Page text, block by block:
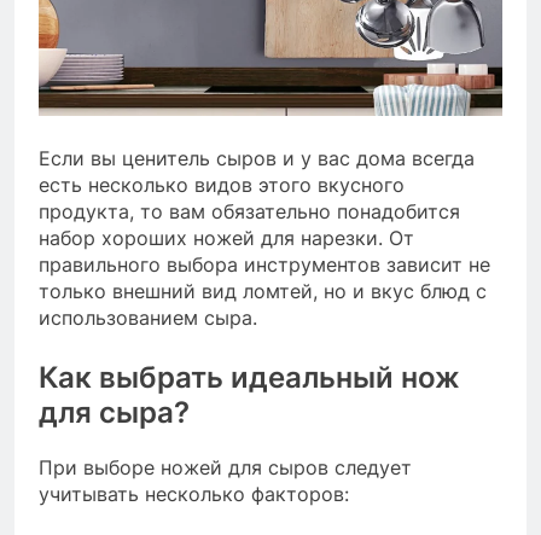
Если вы ценитель сыров и у вас дома всегда
есть несколько видов этого вкусного
продукта, то вам обязательно понадобится
набор хороших ножей для нарезки. От
правильного выбора инструментов зависит не
только внешний вид ломтей, но и вкус блюд с
использованием сыра.
Как выбрать идеальный нож
для сыра?
При выборе ножей для сыров следует
учитывать несколько факторов: